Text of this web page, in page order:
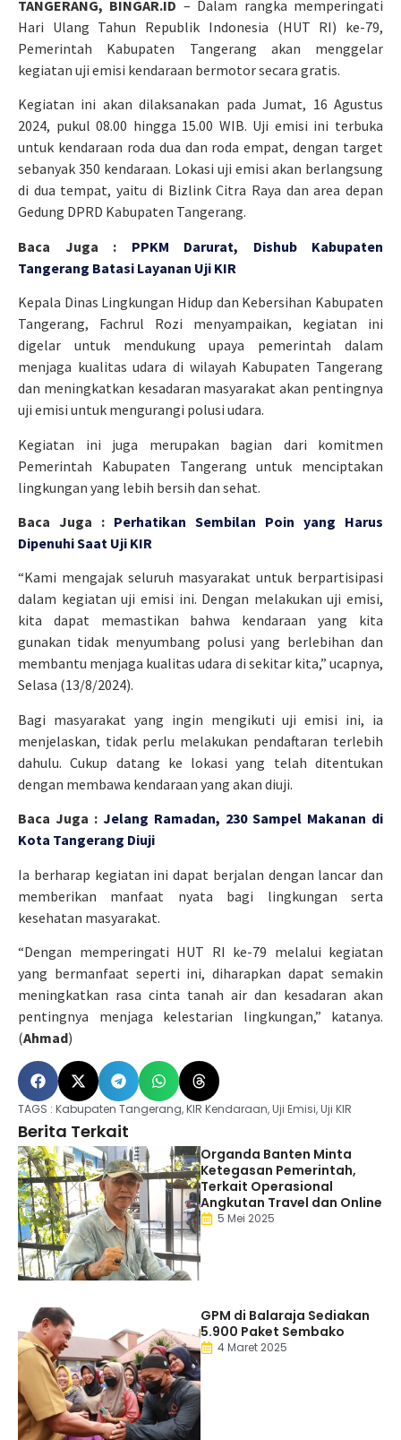
TANGERANG, BINGAR.ID – Dalam rangka memperingati
Hari Ulang Tahun Republik Indonesia (HUT RI) ke-79,
Pemerintah Kabupaten Tangerang akan menggelar
kegiatan uji emisi kendaraan bermotor secara gratis.
Kegiatan ini akan dilaksanakan pada Jumat, 16 Agustus
2024, pukul 08.00 hingga 15.00 WIB. Uji emisi ini terbuka
untuk kendaraan roda dua dan roda empat, dengan target
sebanyak 350 kendaraan. Lokasi uji emisi akan berlangsung
di dua tempat, yaitu di Bizlink Citra Raya dan area depan
Gedung DPRD Kabupaten Tangerang.
Baca Juga : PPKM Darurat, Dishub Kabupaten
Tangerang Batasi Layanan Uji KIR
Kepala Dinas Lingkungan Hidup dan Kebersihan Kabupaten
Tangerang, Fachrul Rozi menyampaikan, kegiatan ini
digelar untuk mendukung upaya pemerintah dalam
menjaga kualitas udara di wilayah Kabupaten Tangerang
dan meningkatkan kesadaran masyarakat akan pentingnya
uji emisi untuk mengurangi polusi udara.
Kegiatan ini juga merupakan bagian dari komitmen
Pemerintah Kabupaten Tangerang untuk menciptakan
lingkungan yang lebih bersih dan sehat.
Baca Juga : Perhatikan Sembilan Poin yang Harus
Dipenuhi Saat Uji KIR
“Kami mengajak seluruh masyarakat untuk berpartisipasi
dalam kegiatan uji emisi ini. Dengan melakukan uji emisi,
kita dapat memastikan bahwa kendaraan yang kita
gunakan tidak menyumbang polusi yang berlebihan dan
membantu menjaga kualitas udara di sekitar kita,” ucapnya,
Selasa (13/8/2024).
Bagi masyarakat yang ingin mengikuti uji emisi ini, ia
menjelaskan, tidak perlu melakukan pendaftaran terlebih
dahulu. Cukup datang ke lokasi yang telah ditentukan
dengan membawa kendaraan yang akan diuji.
Baca Juga : Jelang Ramadan, 230 Sampel Makanan di
Kota Tangerang Diuji
Ia berharap kegiatan ini dapat berjalan dengan lancar dan
memberikan manfaat nyata bagi lingkungan serta
kesehatan masyarakat.
“Dengan memperingati HUT RI ke-79 melalui kegiatan
yang bermanfaat seperti ini, diharapkan dapat semakin
meningkatkan rasa cinta tanah air dan kesadaran akan
pentingnya menjaga kelestarian lingkungan,” katanya.
(Ahmad)
TAGS : Kabupaten Tangerang,KIR Kendaraan,Uji Emisi,Uji KIR
Berita Terkait
Organda Banten Minta
Ketegasan Pemerintah,
Terkait Operasional
Angkutan Travel dan Online
5 Mei 2025
GPM di Balaraja Sediakan
5.900 Paket Sembako
4 Maret 2025